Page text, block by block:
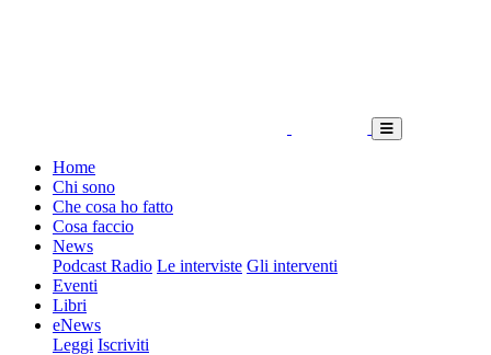
Home
Chi sono
Che cosa ho fatto
Cosa faccio
News
Podcast Radio Le interviste Gli interventi
Eventi
Libri
eNews
Leggi Iscriviti